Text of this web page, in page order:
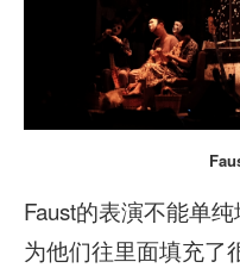
Faust的表演不能单
为他们往里面填充